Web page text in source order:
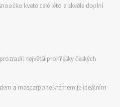
kvete celé léto a skvěle doplní
největší prohřešky českých
a mascarpone krémem je ideálním